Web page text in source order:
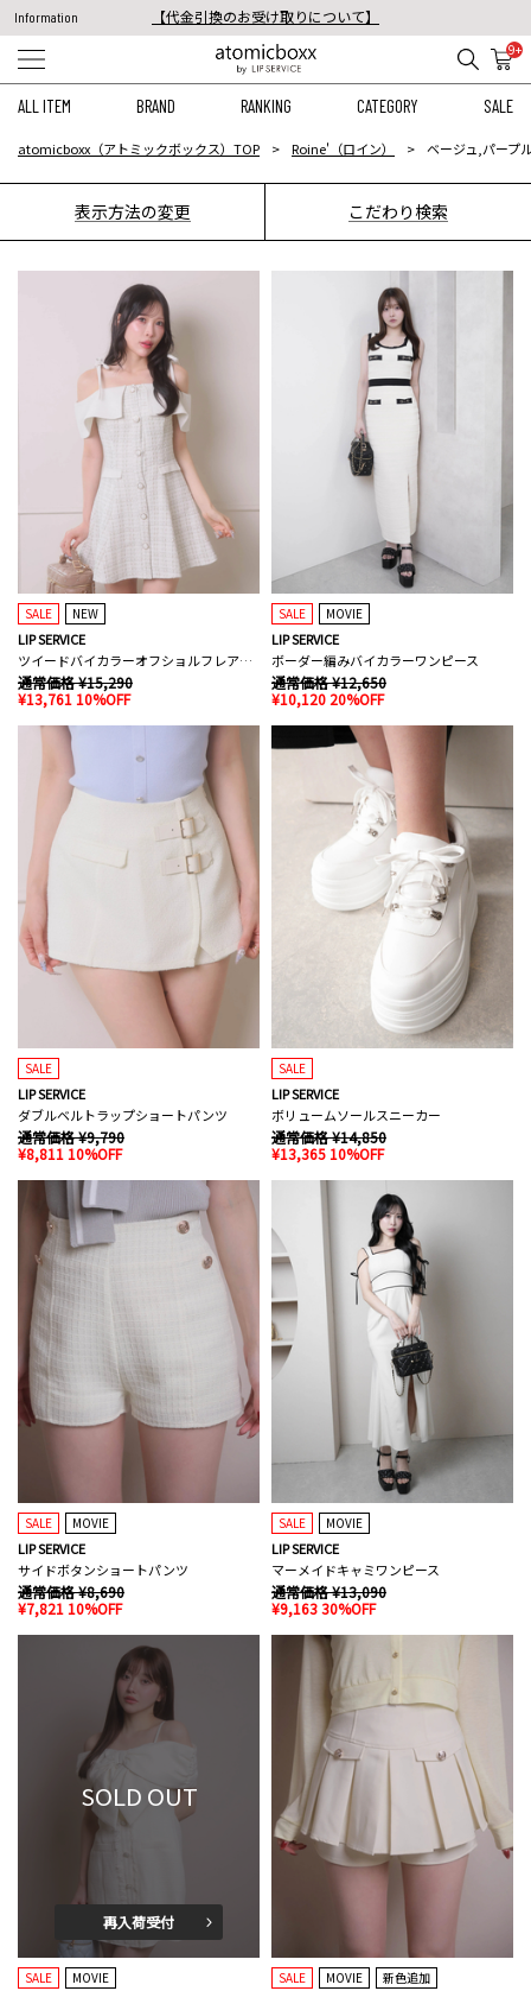
Information
税込11,000円以上のご注文で送料無料！
【重要】予約商品のお支払い方法（代金引換）変更に関するお知らせ
9+
ALL ITEM BRAND RANKING CATEGORY SALE
atomicboxx（アトミックボックス）TOP Roine'（ロイン） ベージュ,パープ
表示方法の変更 こだわり検索
SALE NEW
LIP SERVICE
ツイードバイカラーオフショルフレアワンピース
通常価格 ¥15,290
¥13,761 10%OFF
SALE MOVIE
LIP SERVICE
ボーダー編みバイカラーワンピース
通常価格 ¥12,650
¥10,120 20%OFF
SALE
LIP SERVICE
ダブルベルトラップショートパンツ
通常価格 ¥9,790
¥8,811 10%OFF
SALE
LIP SERVICE
ボリュームソールスニーカー
通常価格 ¥14,850
¥13,365 10%OFF
SALE MOVIE
LIP SERVICE
サイドボタンショートパンツ
通常価格 ¥8,690
¥7,821 10%OFF
SALE MOVIE
LIP SERVICE
マーメイドキャミワンピース
通常価格 ¥13,090
¥9,163 30%OFF
SOLD OUT
再入荷受付
SALE MOVIE SALE MOVIE 新色追加